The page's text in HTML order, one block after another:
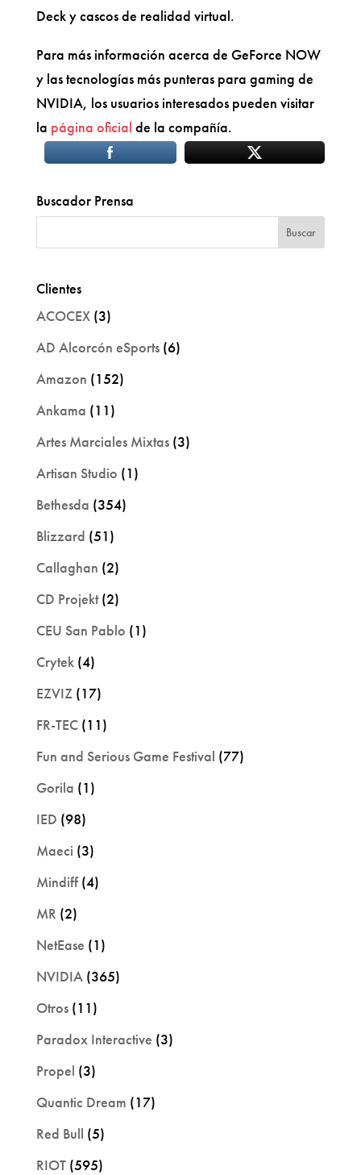
Deck y cascos de realidad virtual.
Para más información acerca de GeForce NOW
y las tecnologías más punteras para gaming de
NVIDIA, los usuarios interesados pueden visitar
la página oficial de la compañía.
Buscador Prensa
Clientes
ACOCEX(3)
AD Alcorcón eSports(6)
Amazon (152)
Ankama (11)
Artes Marciales Mixtas(3)
Artisan Studio (1)
Bethesda (354)
Blizzard (51)
Callaghan (2)
CD Projekt(2)
CEU San Pablo (1)
Crytek(4)
EZVIZ(17)
FR-TEC(11)
Fun and Serious Game Festival (77)
Gorila (1)
IED (98)
Maeci (3)
Mindiff(4)
MR (2)
NetEase (1)
NVIDIA(365)
Otros(11)
Paradox Interactive (3)
Propel (3)
Quantic Dream (17)
Red Bull (5)
RIOT(595)